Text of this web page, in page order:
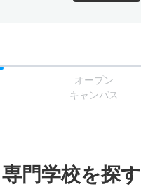
オープン
キャンパス
専門学校を探す